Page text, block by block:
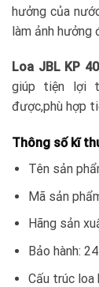
hưởng của
làm ảnh hưởng
Loa JBL KP
giúp tiện lợi
được,phù hợp
Thông số kĩ
Tên sản
Mã sản
Hãng sản
Bảo hành:
Cấu trúc